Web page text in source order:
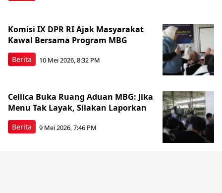
Berita
Komisi IX DPR RI Ajak Masyarakat
Kawal Bersama Program MBG
10 Mei 2026, 8:32 PM
Berita
Cellica Buka Ruang Aduan MBG: Jika
Menu Tak Layak, Silakan Laporkan
9 Mei 2026, 7:46 PM